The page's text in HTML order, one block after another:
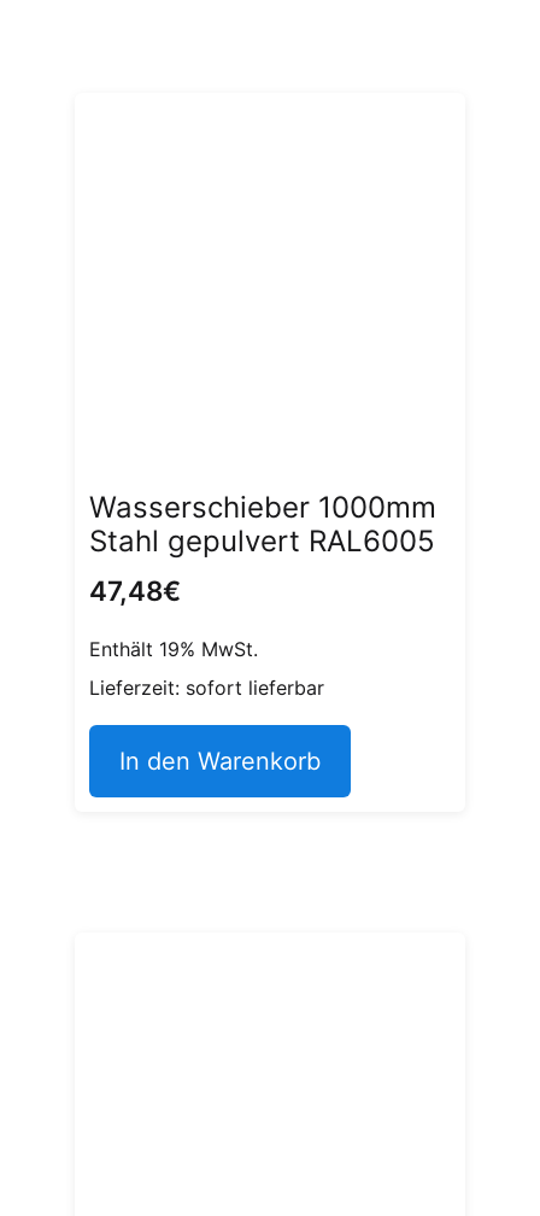
Wasserschieber 1000mm
Stahl gepulvert RAL6005
47,48€
Enthält 19% MwSt.
Lieferzeit: sofort lieferbar
In den Warenkorb